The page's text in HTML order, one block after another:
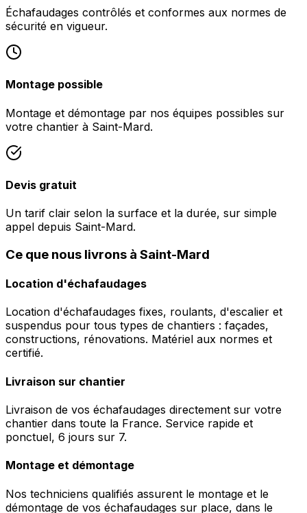
Échafaudages contrôlés et conformes aux normes de
sécurité en vigueur.
Montage possible
Montage et démontage par nos équipes possibles sur
votre chantier à Saint-Mard.
Devis gratuit
Un tarif clair selon la surface et la durée, sur simple
appel depuis Saint-Mard.
Ce que nous livrons à Saint-Mard
Location d'échafaudages
Location d'échafaudages fixes, roulants, d'escalier et
suspendus pour tous types de chantiers : façades,
constructions, rénovations. Matériel aux normes et
certifié.
Livraison sur chantier
Livraison de vos échafaudages directement sur votre
chantier dans toute la France. Service rapide et
ponctuel, 6 jours sur 7.
Montage et démontage
Nos techniciens qualifiés assurent le montage et le
démontage de vos échafaudages sur place, dans le